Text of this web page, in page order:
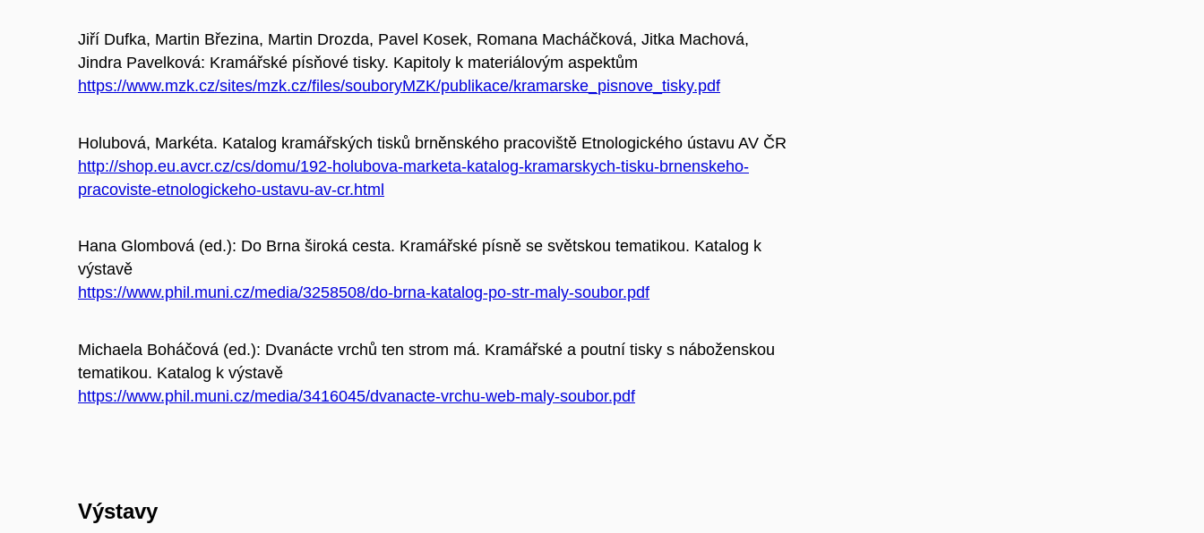
Jiří Dufka, Martin Březina, Martin Drozda, Pavel Kosek, Romana Macháčková, Jitka Machová,
Jindra Pavelková: Kramářské písňové tisky. Kapitoly k materiálovým aspektům
https://www.mzk.cz/sites/mzk.cz/files/souboryMZK/publikace/kramarske_pisnove_tisky.pdf
Holubová, Markéta. Katalog kramářských tisků brněnského pracoviště Etnologického ústavu AV ČR
http://shop.eu.avcr.cz/cs/domu/192-holubova-marketa-katalog-kramarskych-tisku-brnenskeho-
pracoviste-etnologickeho-ustavu-av-cr.html
Hana Glombová (ed.): Do Brna široká cesta. Kramářské písně se světskou tematikou. Katalog k
výstavě
https://www.phil.muni.cz/media/3258508/do-brna-katalog-po-str-maly-soubor.pdf
Michaela Boháčová (ed.): Dvanácte vrchů ten strom má. Kramářské a poutní tisky s náboženskou
tematikou. Katalog k výstavě
https://www.phil.muni.cz/media/3416045/dvanacte-vrchu-web-maly-soubor.pdf
Výstavy